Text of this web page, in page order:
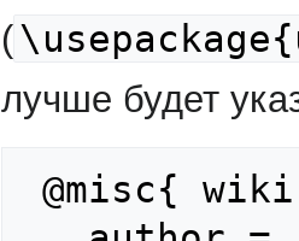
(
лучше будет